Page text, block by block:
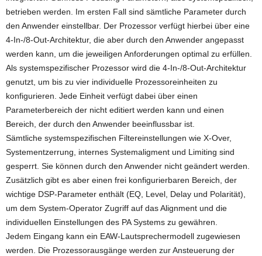
betrieben werden. Im ersten Fall sind sämtliche Parameter durch
den Anwender einstellbar. Der Prozessor verfügt hierbei über eine
4-In-/8-Out-Architektur, die aber durch den Anwender angepasst
werden kann, um die jeweiligen Anforderungen optimal zu erfüllen.
Als systemspezifischer Prozessor wird die 4-In-/8-Out-Architektur
genutzt, um bis zu vier individuelle Prozessoreinheiten zu
konfigurieren. Jede Einheit verfügt dabei über einen
Parameterbereich der nicht editiert werden kann und einen
Bereich, der durch den Anwender beeinflussbar ist.
Sämtliche systemspezifischen Filtereinstellungen wie X-Over,
Systementzerrung, internes Systemaligment und Limiting sind
gesperrt. Sie können durch den Anwender nicht geändert werden.
Zusätzlich gibt es aber einen frei konfigurierbaren Bereich, der
wichtige DSP-Parameter enthält (EQ, Level, Delay und Polarität),
um dem System-Operator Zugriff auf das Alignment und die
individuellen Einstellungen des PA Systems zu gewähren.
Jedem Eingang kann ein EAW-Lautsprechermodell zugewiesen
werden. Die Prozessorausgänge werden zur Ansteuerung der